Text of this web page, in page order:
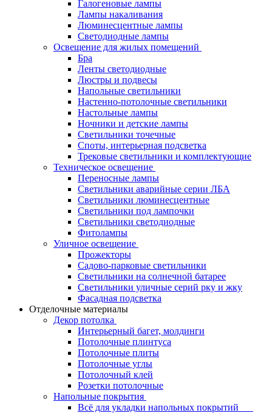
Галогеновые лампы
Лампы накаливания
Люминесцентные лампы
Светодиодные лампы
Освещение для жилых помещений
Бра
Ленты светодиодные
Люстры и подвесы
Напольные светильники
Настенно-потолочные светильники
Настольные лампы
Ночники и детские лампы
Светильники точечные
Споты, интерьерная подсветка
Трековые светильники и комплектующие
Техническое освещение
Переносные лампы
Светильники аварийные серии ЛБА
Светильники люминесцентные
Светильники под лампочки
Светильники светодиодные
Фитолампы
Уличное освещение
Прожекторы
Садово-парковые светильники
Светильники на солнечной батарее
Светильники уличные серий рку и жку
Фасадная подсветка
Отделочные материалы
Декор потолка
Интерьерный багет, молдинги
Потолочные плинтуса
Потолочные плиты
Потолочные углы
Потолочный клей
Розетки потолочные
Напольные покрытия
Всё для укладки напольных покрытий